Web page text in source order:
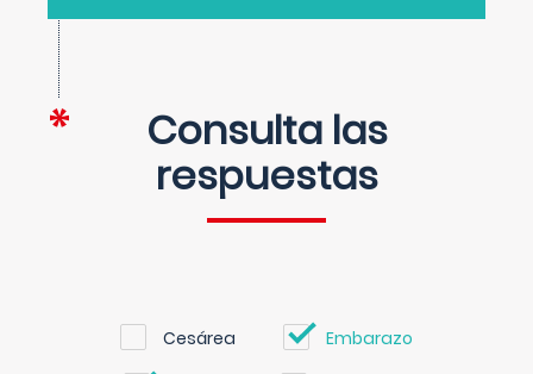
Consulta las
respuestas
Cesárea Embarazo